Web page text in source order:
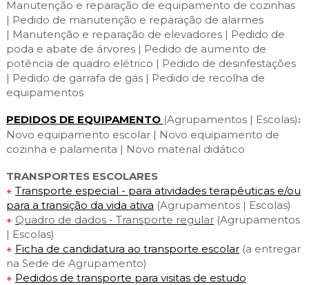
Urbanismo
Qualidade de vida
Sociedade & Educação
ESTUDAR
TEMPOS LIVRES
MOBILIDADE
SERVIÇOS
MAPA DO PORTAL
Manutenção e reparação de equipamento de cozinhas
| Pedido de manutenção e reparação de alarmes
| Manutenção e reparação de elevadores | Pedido de
poda e abate de árvores | Pedido de aumento de
potência de quadro elétrico | Pedido de desinfestações
| Pedido de garrafa de gás | Pedido de recolha de
equipamentos
PEDIDOS DE EQUIPAMENTO (Agrupamentos | Escolas):
Novo equipamento escolar | Novo equipamento de
cozinha e palamenta | Novo material didático
TRANSPORTES ESCOLARES
Transporte especial - para atividades terapêuticas e/ou
para a transição da vida ativa (Agrupamentos | Escolas)
Quadro de dados - Transporte regular (Agrupamentos
| Escolas)
Ficha de candidatura ao transporte escolar(a entregar
na Sede de Agrupamento)
Pedidos de transporte para visitas de estudo